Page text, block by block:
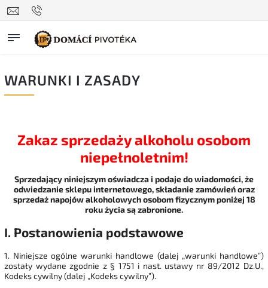
WARUNKI I ZASADY
Zakaz sprzedaży alkoholu osobom
niepełnoletnim!
Sprzedający niniejszym oświadcza i podaje do wiadomości, że
odwiedzanie sklepu internetowego, składanie zamówień oraz
sprzedaż napojów alkoholowych osobom fizycznym poniżej 18
roku życia są zabronione.
I. Postanowienia podstawowe
1. Niniejsze ogólne warunki handlowe (dalej „warunki handlowe”)
zostały wydane zgodnie z § 1751 i nast. ustawy nr 89/2012 Dz.U.,
Kodeks cywilny (dalej „Kodeks cywilny”).